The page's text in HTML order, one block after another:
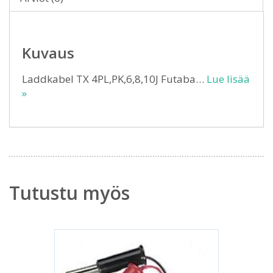
Kuvaus
Laddkabel TX 4PL,PK,6,8,10J Futaba… Lue lisää
»
Tutustu myös